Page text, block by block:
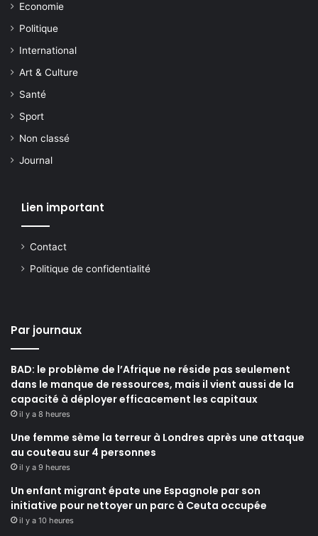
Economie
Politique
International
Art & Culture
Santé
Sport
Non classé
Journal
Lien important
Contact
Politique de confidentialité
Par journaux
BAD: le problème de l’Afrique ne réside pas seulement
dans le manque de ressources, mais il vient aussi de la
capacité à déployer efficacement les capitaux
il y a 8 heures
Une femme sème la terreur à Londres après une attaque
au couteau sur 4 personnes
il y a 9 heures
Un enfant migrant épate une Espagnole par son
initiative pour nettoyer un parc à Ceuta occupée
il y a 10 heures